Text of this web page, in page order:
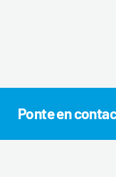
Ponte en